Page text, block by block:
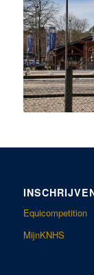
Equicompetition
MijnKNHS